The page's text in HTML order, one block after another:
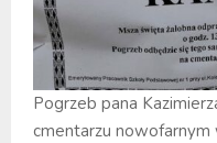
Pogrzeb pana
cmentarzu